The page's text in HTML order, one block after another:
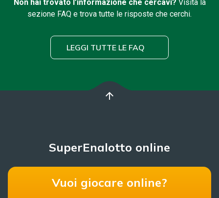
Non hai trovato l’informazione che cercavi? Visita la
sezione FAQ e trova tutte le risposte che cerchi.
LEGGI TUTTE LE FAQ
arrow_upward
SuperEnalotto online
Vuoi giocare online?